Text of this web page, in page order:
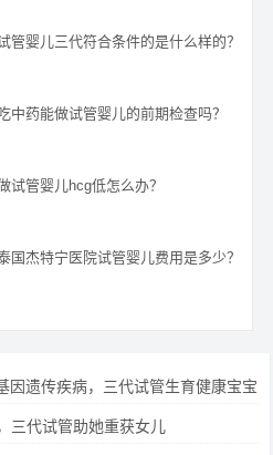
管婴儿三代符合条件的是什么样的？
吃中药能做试管婴儿的前期检查吗？
试管婴儿hcg低怎么办？
国杰特宁医院试管婴儿费用是多少？
因遗传疾病，三代试管生育健康宝宝
三代试管助她重获女儿